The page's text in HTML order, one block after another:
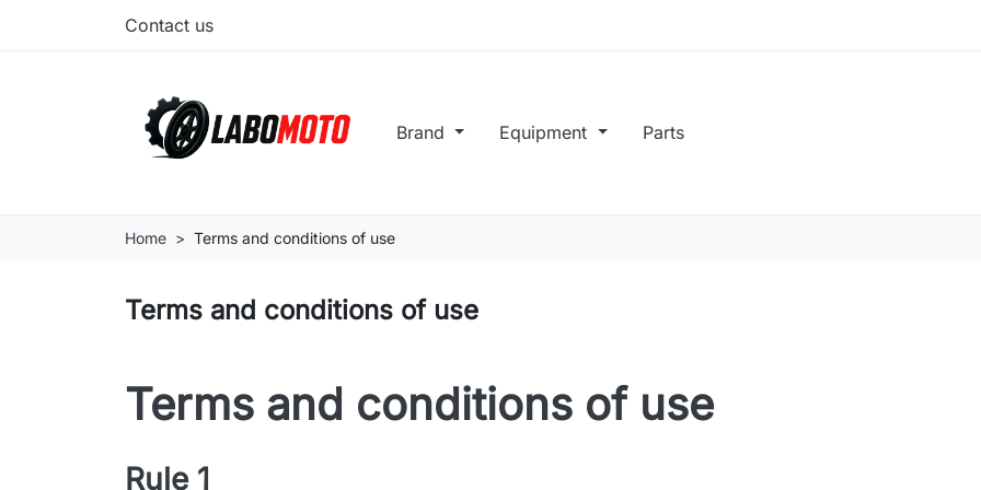
Contact us
Brand Equipment Parts
Home Terms and conditions of use
Terms and conditions of use
Terms and conditions of use
Rule 1